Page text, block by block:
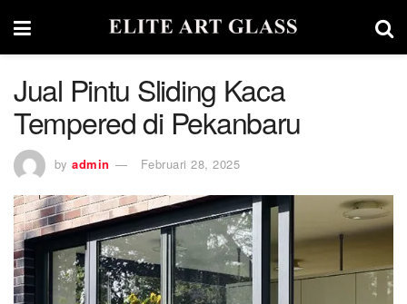
Jual Pintu Sliding Kaca
Tempered di Pekanbaru
by admin Februari 28, 2025